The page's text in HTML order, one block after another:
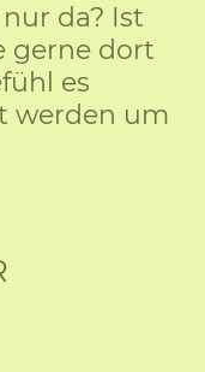
da? Ist
gerne dort
es
werden um